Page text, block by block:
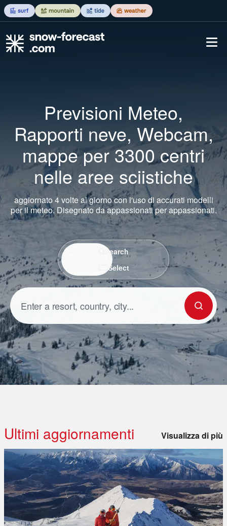
Previsioni Meteo,
Rapporti neve, Webcam,
mappe per 3300 centri
nelle aree sciistiche
aggiornato 4 volte al giorno con l'uso di accurati modelli
per il meteo. Disegnato da appassionati per appassionati.
Search / SelectSearch
Select
Ultimi aggiornamenti Visualizza di più